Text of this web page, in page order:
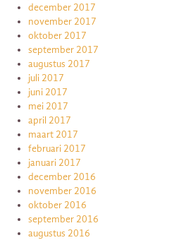
december 2017
november 2017
oktober 2017
september 2017
augustus 2017
juli 2017
juni 2017
mei 2017
april 2017
maart 2017
februari 2017
januari 2017
december 2016
november 2016
oktober 2016
september 2016
augustus 2016